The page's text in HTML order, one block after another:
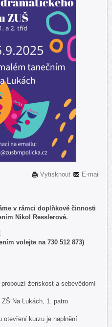
E-mail
Vytisknout
v rámci doplňkové činnosti
Nikol Resslerové.
volejte na 730 512 873)
ženskost a sebevědomí
Na Lukách, 1. patro
otevření kurzu je naplnění